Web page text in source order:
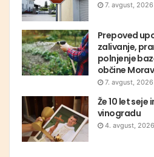
7. avgust, 2026
Prepoved
zalivanje,
polnjenje
občine
7. avgust, 2026
Že 10 let seje
vinogradu
4. avgust, 2026